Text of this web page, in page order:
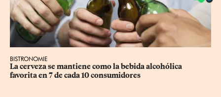
BISTRONOMIE
La cerveza se mantiene como la bebida alcohólica
favorita en 7 de cada 10 consumidores